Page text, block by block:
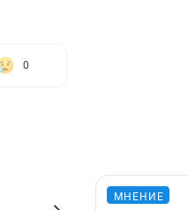
0
МНЕНИЕ